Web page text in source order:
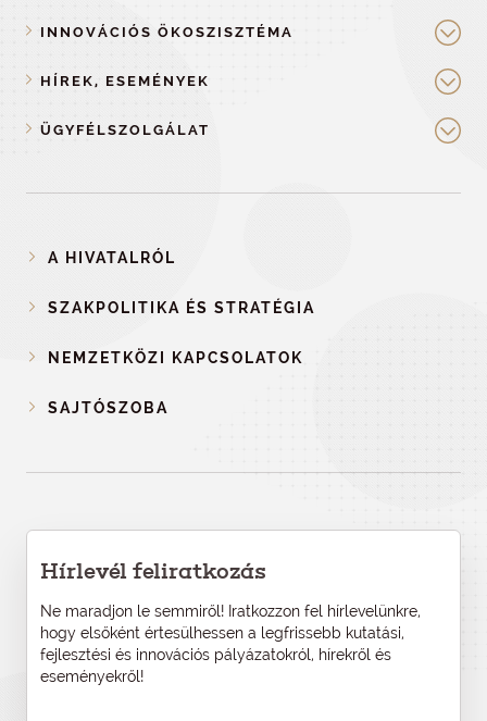
INNOVÁCIÓS ÖKOSZISZTÉMA
HÍREK, ESEMÉNYEK
ÜGYFÉLSZOLGÁLAT
A HIVATALRÓL
SZAKPOLITIKA ÉS STRATÉGIA
NEMZETKÖZI KAPCSOLATOK
SAJTÓSZOBA
Hírlevél feliratkozás
Ne maradjon le semmiről! Iratkozzon fel hírlevelünkre,
hogy elsőként értesülhessen a legfrissebb kutatási,
fejlesztési és innovációs pályázatokról, hírekről és
eseményekről!